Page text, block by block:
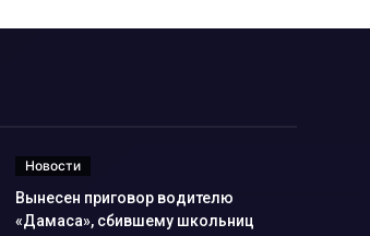
Новости
Вынесен приговор водителю
«Дамаса», сбившему школьниц